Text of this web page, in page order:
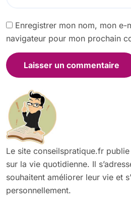
Enregistrer mon nom, mon e-
navigateur pour mon prochain
Le site conseilspratique.fr
sur la vie quotidienne. Il
souhaitent améliorer leur vie et
personnellement.